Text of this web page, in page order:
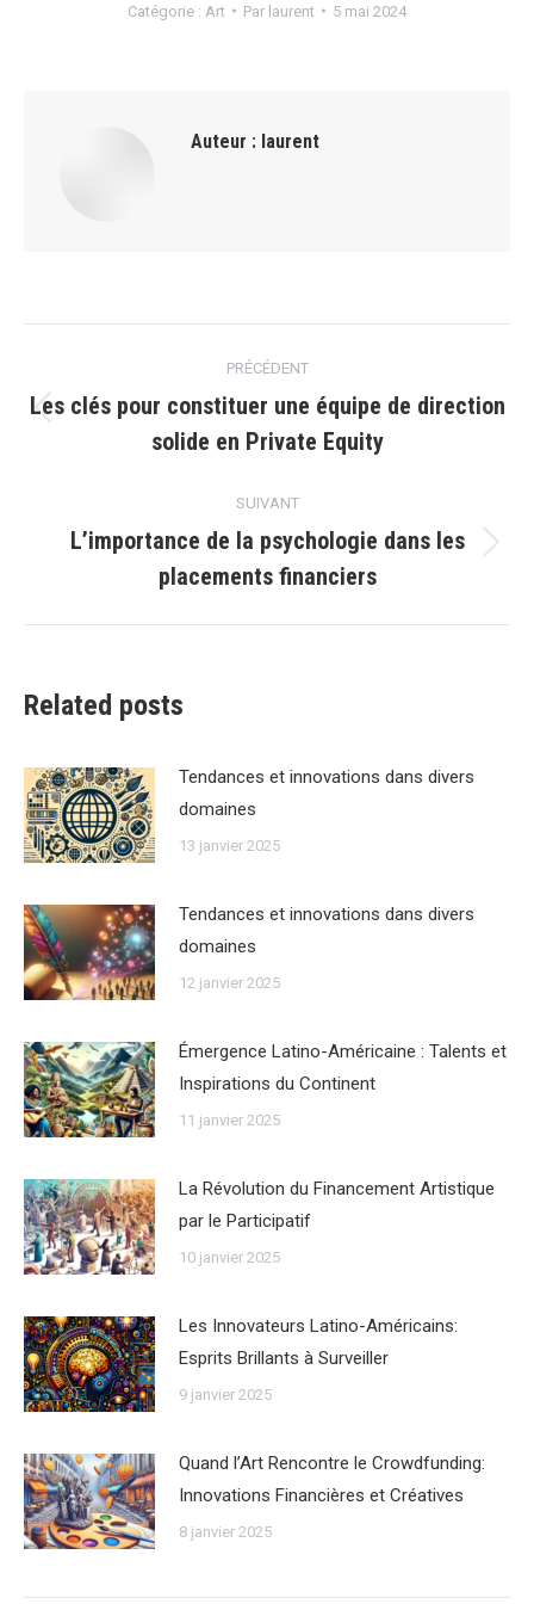
Catégorie : Art Par laurent 5 mai 2024
Auteur : laurent
article
PRÉCÉDENT
précédent
Les clés pour constituer une équipe de direction
solide en Private Equity
SUIVANT
Article
suivant
:
L’importance de la psychologie dans les
placements financiers
Related posts
Tendances et innovations dans divers
domaines
13 janvier 2025
Tendances et innovations dans divers
domaines
12 janvier 2025
Émergence Latino-Américaine : Talents et
Inspirations du Continent
11 janvier 2025
La Révolution du Financement Artistique
par le Participatif
10 janvier 2025
Les Innovateurs Latino-Américains:
Esprits Brillants à Surveiller
9 janvier 2025
Quand l’Art Rencontre le Crowdfunding:
Innovations Financières et Créatives
8 janvier 2025